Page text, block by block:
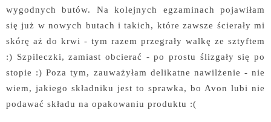
wygodnych butów. Na kolejnych egzaminach pojawiłam
się już w nowych butach i takich, które zawsze ścierały mi
skórę aż do krwi - tym razem przegrały walkę ze sztyftem
:) Szpileczki, zamiast obcierać - po prostu ślizgały się po
stopie :) Poza tym, zauważyłam delikatne nawilżenie - nie
wiem, jakiego składniku jest to sprawka, bo Avon lubi nie
podawać składu na opakowaniu produktu :(